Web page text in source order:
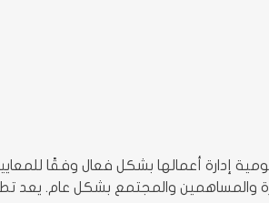
إدارة أعمالها بشكل فعال وفقًا
والمساهمين والمجتمع بشكل عام.